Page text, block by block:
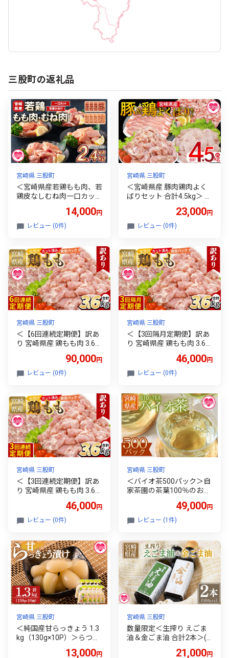
三股町の返礼品
宮崎県 三股町
＜宮崎県産若鶏もも肉、若
鶏皮なしむね肉一口カット
総量2.4kg＞使いやすい 便
利 小分け パック お肉 とり
とりにく 個包装 小分け か
ら揚げ 煮物 BBQ【MI184-
mk】【まきの屋】
14,000円
レビュー (0件)
宮崎県 三股町
＜宮崎県産 豚肉鶏肉よく
ばりセット 合計4.5kg＞ 4
空パック ロース スライス
カット肉 カット済み もも
県産 国産 炒め物 煮物【MI
731-tr】【TRINITY】
23,000円
レビュー (0件)
宮崎県 三股町
＜【6回連続定期便】訳あ
り 宮崎県産 鶏もも肉 3.6k
肉 若鶏 もも肉 鶏もも 小分
け 真空 冷凍 唐揚げ カット
肉 県産 国産 煮物 からあげ
お弁当 おかず【MI790-t
r】【TRINITY】
90,000円
レビュー (0件)
宮崎県 三股町
＜【3回隔月定期便】訳あ
り 宮崎県産 鶏もも肉 3.6k
肉 若鶏 もも肉 鶏もも 小分
け 真空 冷凍 唐揚げ カット
肉 県産 国産 煮物 からあげ
お弁当 おかず【MI789-t
r】【TRINITY】
46,000円
レビュー (0件)
宮崎県 三股町
＜【3回連続定期便】訳あ
り 宮崎県産 鶏もも肉 3.6k
肉 若鶏 もも肉 鶏もも 小分
け 真空 冷凍 唐揚げ カット
肉 県産 国産 煮物 からあげ
お弁当 おかず【MI788-t
r】【TRINITY】
46,000円
レビュー (0件)
宮崎県 三股町
＜バイオ茶500パック＞自
家茶園の茶葉100％のお茶
アイス ティーバッグ マグ
九州産 スポーツ アウトド
ア まとめ買い お中元【B-0
803-km】【宮崎上水園】
49,000円
レビュー (1件)
宮崎県 三股町
＜純国産甘らっきょう 1.3
kg（130g×10P）＞らつき
まみ 肴 ご飯のおとも お酒
13,000円
宮崎県 三股町
数量限定＜生搾り えごま
油＆金ごま油 合計2本＞(1
おともに！国産 ゴマ 胡麻
21,000円